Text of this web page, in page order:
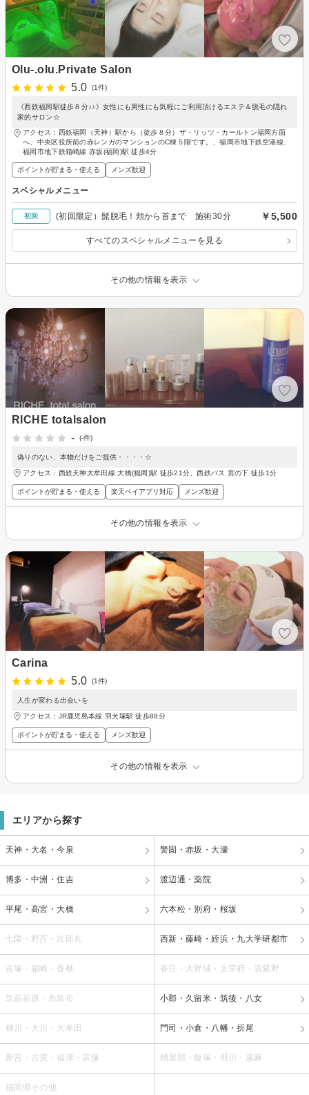
Olu-.olu.Private Salon
5.0
(1件)
《西鉄福岡駅徒歩８分♪♪》女性にも男性にも気軽にご利用頂けるエステ＆脱毛の隠れ
家的サロン☆
アクセス：西鉄福岡（天神）駅から（徒歩８分）ザ・リッツ・カールトン福岡方面
へ、中央区役所前の赤レンガのマンションのC棟５階です。、福岡市地下鉄空港線、
福岡市地下鉄箱崎線 赤坂(福岡)駅 徒歩4分
ポイントが貯まる・使える メンズ歓迎
スペシャルメニュー
初回 (初回限定）髭脱毛！頬から首まで 施術30分 ￥5,500
すべてのスペシャルメニューを見る
その他の情報を表示
RICHE totalsalon
-
(-件)
偽りのない、本物だけをご提供・・・・☆
アクセス：西鉄天神大牟田線 大橋(福岡)駅 徒歩21分、西鉄バス 宮の下 徒歩1分
ポイントが貯まる・使える 楽天ペイアプリ対応 メンズ歓迎
その他の情報を表示
Carina
5.0
(1件)
人生が変わる出会いを
アクセス：JR鹿児島本線 羽犬塚駅 徒歩88分
ポイントが貯まる・使える メンズ歓迎
その他の情報を表示
エリアから探す
天神・大名・今泉 警固・赤坂・大濠
博多・中洲・住吉 渡辺通・薬院
平尾・高宮・大橋 六本松・別府・桜坂
七隈・野芥・次郎丸 西新・藤崎・姪浜・九大学研都市
吉塚・箱崎・香椎 春日・大野城・太宰府・筑紫野
筑前前原・糸島市 小郡・久留米・筑後・八女
柳川・大川・大牟田 門司・小倉・八幡・折尾
新宮・古賀・福津・宗像 糟屋郡・飯塚・田川・嘉麻
福岡県その他